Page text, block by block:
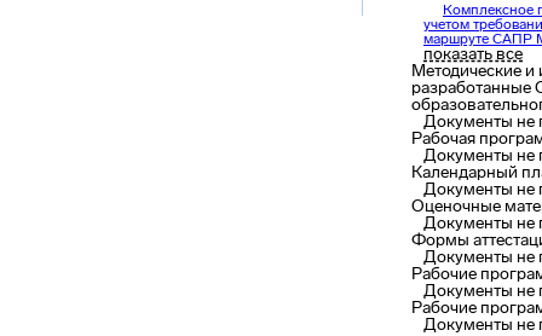
Комплексное
учетом
маршруте САПР
показать все
Методические
разработанные
Документы не
Рабочая
Документы не
Календарный
Документы не
Оценочные
Документы не
Формы
Документы не
Рабочие
Документы не
Рабочие
Документы не